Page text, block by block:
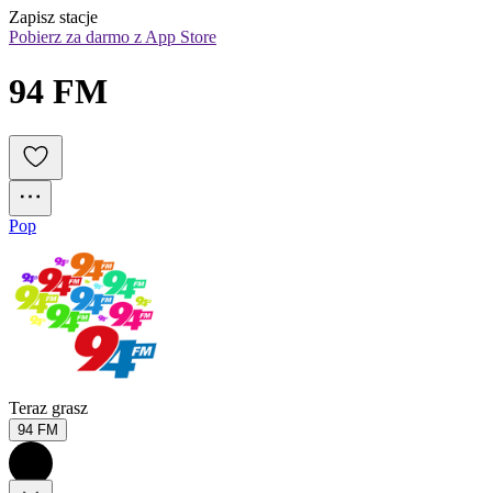
Zapisz stacje
Pobierz za darmo z App Store
94 FM
Pop
Teraz grasz
94 FM